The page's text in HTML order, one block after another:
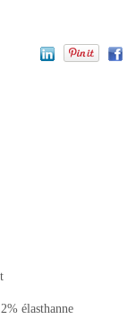
élasthanne